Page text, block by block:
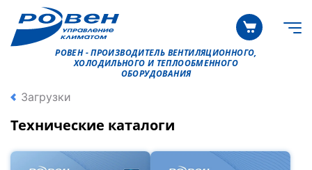
РОВЕН - ПРОИЗВОДИТЕЛЬ ВЕНТИЛЯЦИОННОГО,
ХОЛОДИЛЬНОГО И ТЕПЛООБМЕННОГО
ОБОРУДОВАНИЯ
Загрузки
Технические каталоги